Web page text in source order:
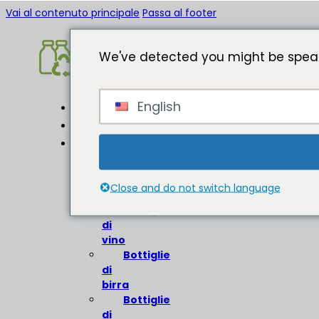
Vai al contenuto principale Passa al footer
Circa
vetro
di
vino
Bottiglie
di
birra
Bottiglie
di
We've detected you might be
English
Close and do not switch language